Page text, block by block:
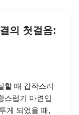
의 첫걸음:
할 때 갑작스러
스럽기 마련입
게 되었을 때,